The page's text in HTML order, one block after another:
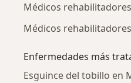
Médicos
Médicos
Enfermedades más
Esguince del tobillo en